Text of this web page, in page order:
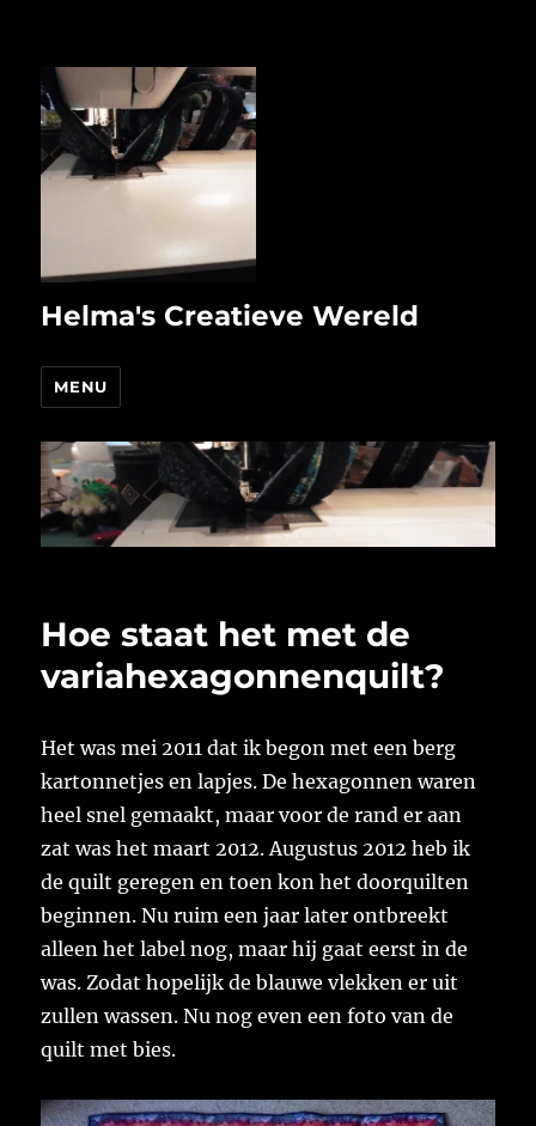
Helma's Creatieve Wereld
MENU
Hoe staat het met de
variahexagonnenquilt?
Het was mei 2011 dat ik begon met een berg
kartonnetjes en lapjes. De hexagonnen waren
heel snel gemaakt, maar voor de rand er aan
zat was het maart 2012. Augustus 2012 heb ik
de quilt geregen en toen kon het doorquilten
beginnen. Nu ruim een jaar later ontbreekt
alleen het label nog, maar hij gaat eerst in de
was. Zodat hopelijk de blauwe vlekken er uit
zullen wassen. Nu nog even een foto van de
quilt met bies.